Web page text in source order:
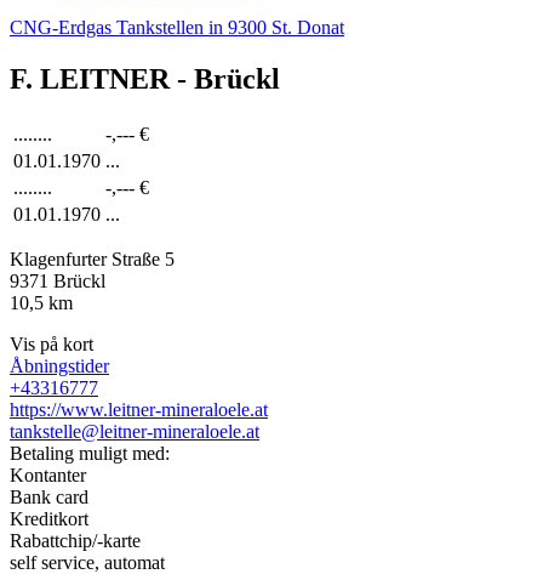
CNG-Erdgas Tankstellen in 9300 St. Donat
F. LEITNER - Brückl
........ -,--- €
01.01.1970 ...
........
-,--- €
01.01.1970 ...
Klagenfurter Straße 5
9371 Brückl
10,5 km
Vis på kort
Åbningstider
+43316777
https://www.leitner-mineraloele.at
tankstelle@leitner-mineraloele.at
Betaling muligt med:
Kontanter
Bank card
Kreditkort
Rabattchip/-karte
self service, automat